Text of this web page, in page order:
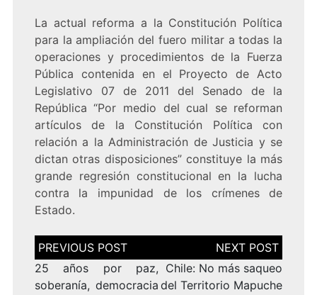
La actual reforma a la Constitución Política
para la ampliación del fuero militar a todas la
operaciones y procedimientos de la Fuerza
Pública contenida en el Proyecto de Acto
Legislativo 07 de 2011 del Senado de la
República “Por medio del cual se reforman
artículos de la Constitución Política con
relación a la Administración de Justicia y se
dictan otras disposiciones” constituye la más
grande regresión constitucional en la lucha
contra la impunidad de los crímenes de
Estado.
Navegación
de
entradas
25 años por paz,
soberanía, democracia
Chile: No más saqueo
del Territorio Mapuche